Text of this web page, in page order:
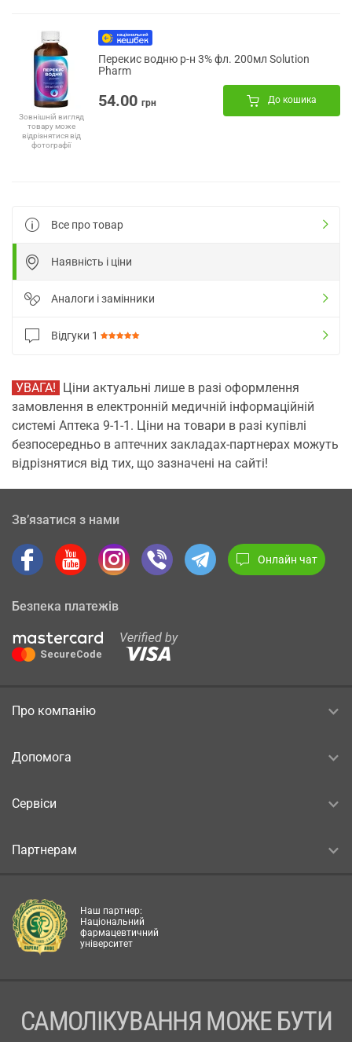
Зовнішній вигляд
товару може
відрізнятися від
фотографії
Перекис водню р-н 3% фл. 200мл Solution
Pharm
54.00 грн До кошика
Все про товар
Наявність і ціни
Аналоги і замінники
Відгуки 1
УВАГА! Ціни актуальні лише в разі оформлення
замовлення в електронній медичній інформаційній
системі Аптека 9-1-1. Ціни на товари в разі купівлі
безпосередньо в аптечних закладах-партнерах можуть
відрізнятися від тих, що зазначені на сайті!
Зв’язатися з нами
Онлайн чат
Безпека платежів
Про компанію
Допомога
Сервіси
Партнерам
Наш партнер:
Національний
фармацевтичний
університет
САМОЛІКУВАННЯ МОЖЕ БУТИ